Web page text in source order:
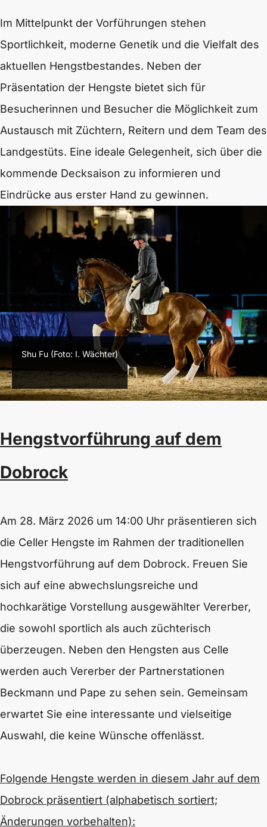
Im Mittelpunkt der Vorführungen stehen
Sportlichkeit, moderne Genetik und die Vielfalt des
aktuellen Hengstbestandes. Neben der
Präsentation der Hengste bietet sich für
Besucherinnen und Besucher die Möglichkeit zum
Austausch mit Züchtern, Reitern und dem Team des
Landgestüts. Eine ideale Gelegenheit, sich über die
kommende Decksaison zu informieren und
Eindrücke aus erster Hand zu gewinnen.
Shu Fu (Foto: I. Wächter)
Hengstvorführung auf dem
Dobrock
Am 28. März 2026 um 14:00 Uhr präsentieren sich
die Celler Hengste im Rahmen der traditionellen
Hengstvorführung auf dem Dobrock. Freuen Sie
sich auf eine abwechslungsreiche und
hochkarätige Vorstellung ausgewählter Vererber,
die sowohl sportlich als auch züchterisch
überzeugen. Neben den Hengsten aus Celle
werden auch Vererber der Partnerstationen
Beckmann und Pape zu sehen sein. Gemeinsam
erwartet Sie eine interessante und vielseitige
Auswahl, die keine Wünsche offenlässt.
Folgende Hengste werden in diesem Jahr auf dem
Dobrock präsentiert (alphabetisch sortiert;
Änderungen vorbehalten):